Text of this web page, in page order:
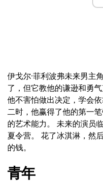
伊戈尔·菲利波弗未来男主
了，但它教他的谦逊和勇
他不害怕做出决定，学会
二时，他赢得了他的第一
的艺术能力。 未来的演员
夏令营。 花了冰淇淋，然
的钱。
青年